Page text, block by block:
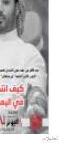
تحليلات